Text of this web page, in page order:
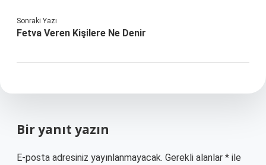
Sonraki Yazı
Fetva Veren Kişilere Ne Denir
Bir yanıt yazın
E-posta adresiniz yayınlanmayacak. Gerekli alanlar * ile